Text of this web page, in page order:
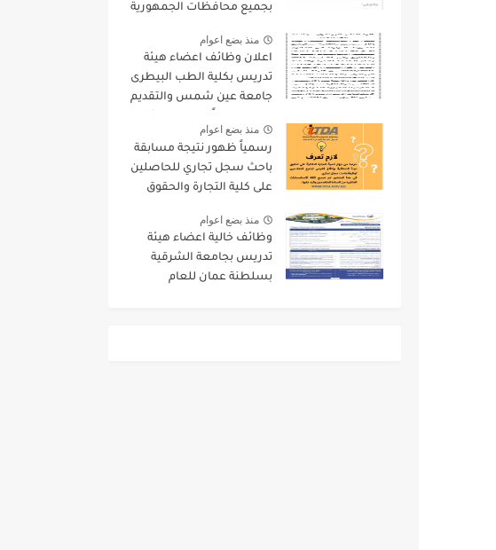
بجميع محافظات الجمهورية
منذ بضع اعوام
اعلان وظائف اعضاء هيئة
تدريس بكلية الطب البيطرى
جامعة عين شمس والتقديم
الاعلان
منذ بضع اعوام
رسمياً ظهور نتيجة مسابقة
باحث سجل تجاري للحاصلين
على كلية التجارة والحقوق
الهامة بخصوص المسابقة
منذ بضع اعوام
وظائف خالية اعضاء هيئة
تدريس بجامعة الشرقية
بسلطنة عمان للعام